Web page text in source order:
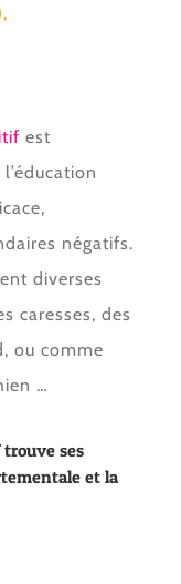
est
négatifs.
diverses
caresses, des
ou comme
…
ses
et la